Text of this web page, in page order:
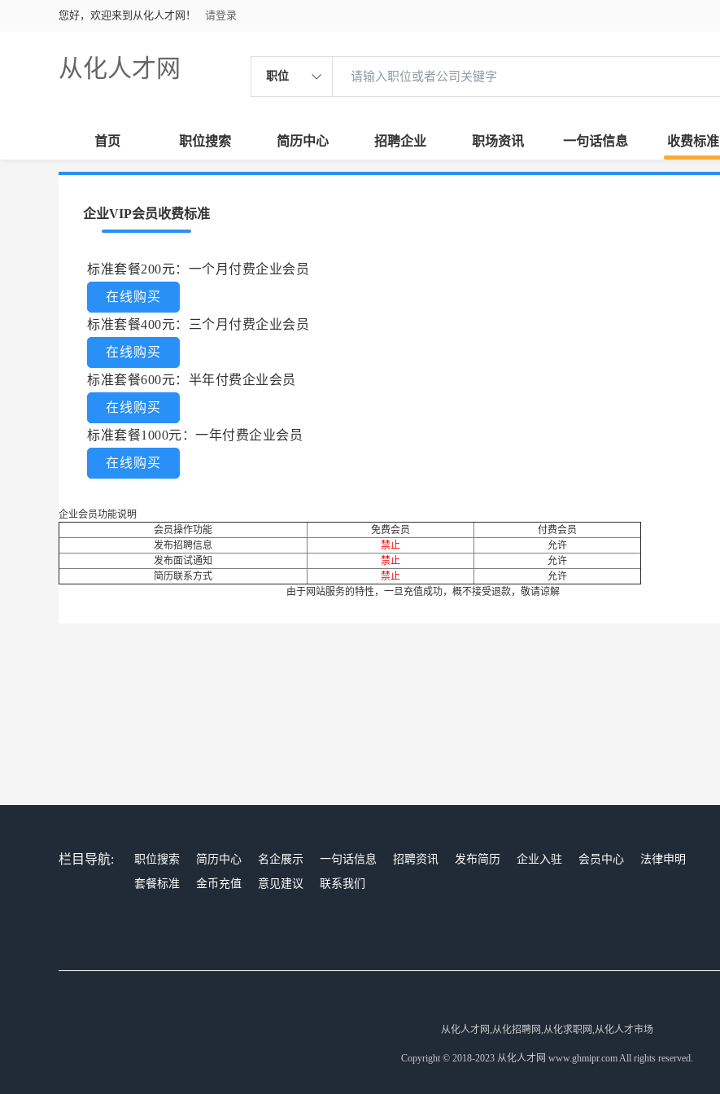
您好，欢迎来到从化人才网！ 请登录
从化人才网 职位
首页 职位搜索 简历中心 招聘企业 职场资讯 一句话信息 收费标准
企业VIP会员收费标准
标准套餐200元：一个月付费企业会员
在线购买
标准套餐400元：三个月付费企业会员
在线购买
标准套餐600元：半年付费企业会员
在线购买
标准套餐1000元：一年付费企业会员
在线购买
企业会员功能说明
会员操作功能
免费会员
付费会员
发布招聘信息
禁止
允许
发布面试通知
禁止
允许
简历联系方式
禁止
允许
由于网站服务的特性，一旦充值成功，概不接受退款，敬请谅解
栏目导航: 职位搜索 简历中心 名企展示 一句话信息 招聘资讯 发布简历 企业入驻 会员中心
法律申明
套餐标准
金币充值 意见建议 联系我们
从化人才网,从化招聘网,从化求职网,从化人才市场
Copyright © 2018-2023 从化人才网 www.ghmipr.com All rights reserved.